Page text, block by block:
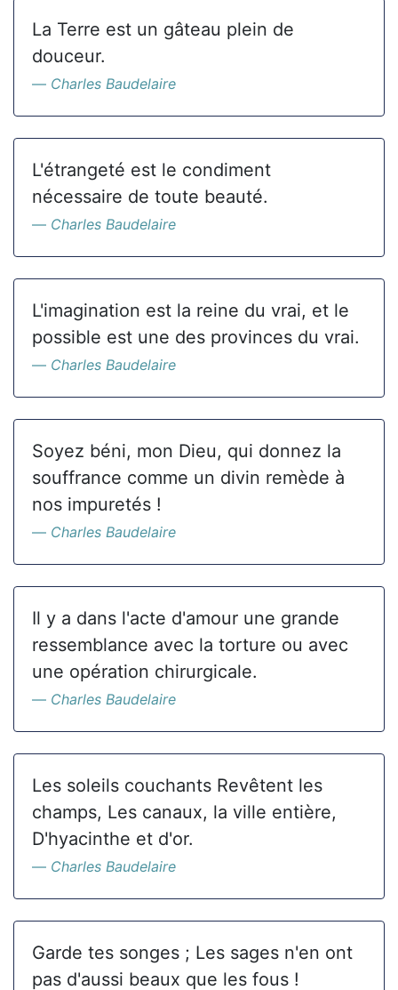
La Terre est un gâteau plein de
douceur.
Charles Baudelaire
L'étrangeté est le condiment
nécessaire de toute beauté.
Charles Baudelaire
L'imagination est la reine du vrai, et le
possible est une des provinces du vrai.
Charles Baudelaire
Soyez béni, mon Dieu, qui donnez la
souffrance comme un divin remède à
nos impuretés !
Charles Baudelaire
Il y a dans l'acte d'amour une grande
ressemblance avec la torture ou avec
une opération chirurgicale.
Charles Baudelaire
Les soleils couchants Revêtent les
champs, Les canaux, la ville entière,
D'hyacinthe et d'or.
Charles Baudelaire
Garde tes songes ; Les sages n'en ont
pas d'aussi beaux que les fous !